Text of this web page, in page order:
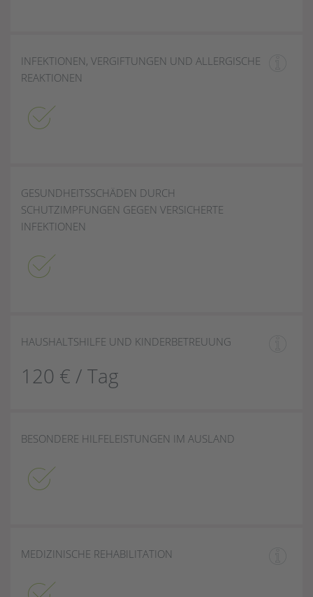
INFEKTIONEN, VERGIFTUNGEN UND ALLERGISCHE
REAKTIONEN
GESUNDHEITSSCHÄDEN DURCH
SCHUTZIMPFUNGEN GEGEN VERSICHERTE
INFEKTIONEN
HAUSHALTSHILFE UND KINDERBETREUUNG
120 € / Tag
BESONDERE HILFELEISTUNGEN IM AUSLAND
MEDIZINISCHE REHABILITATION